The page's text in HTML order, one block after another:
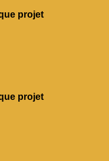
projet
projet